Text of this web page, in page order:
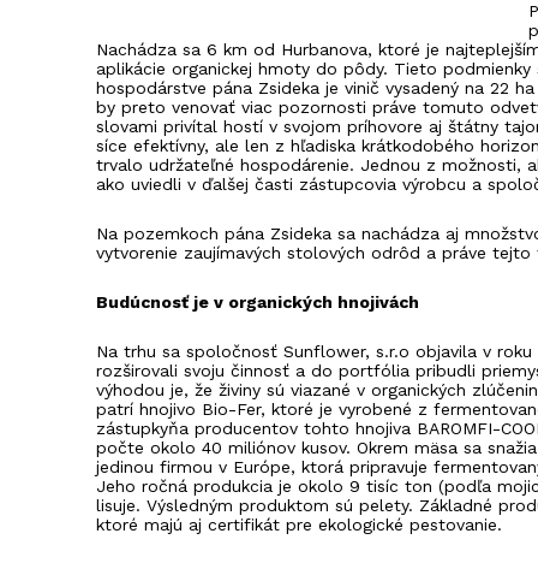
Nachádza sa 6 km od Hurbanova, ktoré je
aplikácie organickej hmoty do pôdy. Tieto
hospodárstve pána Zsideka je vinič vysadený na 22
by preto venovať viac pozornosti práve tomuto
slovami privítal hostí v svojom príhovore aj štátny
síce efektívny, ale len z hľadiska krátkodobého
trvalo udržateľné hospodárenie. Jednou z možnosti,
ako uviedli v ďalšej časti zástupcovia výrobcu a
Na pozemkoch pána Zsideka sa nachádza aj
vytvorenie zaujímavých stolových odrôd a práve
Budúcnosť je v organických hnojivách
Na trhu sa spoločnosť Sunflower, s.r.o objavila v
rozširovali svoju činnosť a do portfólia pribudli
výhodou je, že živiny sú viazané v organických
patrí hnojivo Bio-Fer, ktoré je vyrobené z
zástupkyňa producentov tohto hnojiva BAROMFI-
počte okolo 40 miliónov kusov. Okrem mäsa sa
jedinou firmou v Európe, ktorá pripravuje
Jeho ročná produkcia je okolo 9 tisíc ton (podľa
lisuje. Výsledným produktom sú pelety. Základné
ktoré majú aj certifikát pre ekologické pestovanie.